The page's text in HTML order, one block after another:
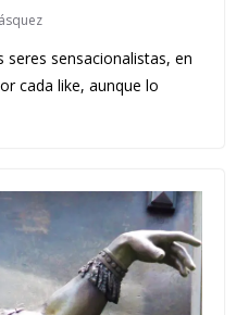
sensacionalistas, en
cada like, aunque lo